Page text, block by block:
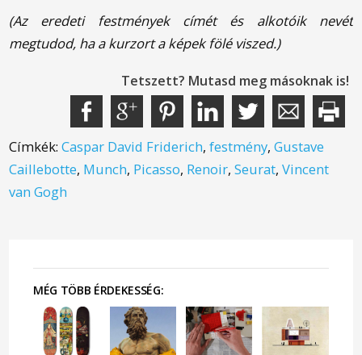
(Az eredeti festmények címét és alkotóik nevét
megtudod, ha a kurzort a képek fölé viszed.)
Tetszett? Mutasd meg másoknak is!
Címkék:Caspar David Friderich,festmény,Gustave
Caillebotte, Munch, Picasso, Renoir,Seurat,Vincent
van Gogh
MÉG TÖBB ÉRDEKESSÉG: